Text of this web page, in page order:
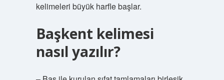
kelimeleri büyük harfle başlar.
Başkent kelimesi
nasıl yazılır?